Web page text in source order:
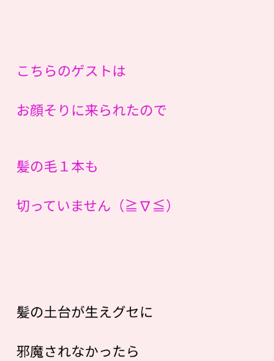
こちらのゲストは
お顔そりに来られたので
髪の毛１本も
切っていません（≧∇≦）
髪の土台が生えグセに
邪魔されなかったら